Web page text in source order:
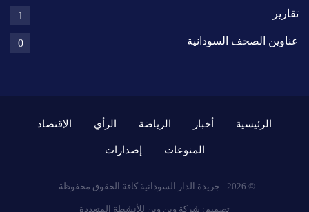
تقارير 1
عناوين الصحف السودانية 0
الرئيسية أخبار الرياضة الرأي الإقتصاد
المنوعات إصدارات
© 2026 - جريدة الدار السودانية.كافة الحقوق محفوظة .
تصميم: شركة وين وين للأنشطة المتعددة